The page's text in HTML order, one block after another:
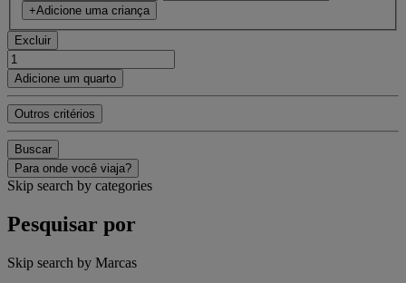
+Adicione uma criança
Excluir
Adicione um quarto
Outros critérios
Buscar
Para onde você viaja?
Skip search by categories
Pesquisar por
Skip search by Marcas